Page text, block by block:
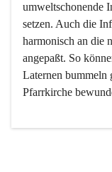
umweltschonende
setzen. Auch die
harmonisch an die
angepaßt. So
Laternen bummeln
Pfarrkirche
Der Weinbau